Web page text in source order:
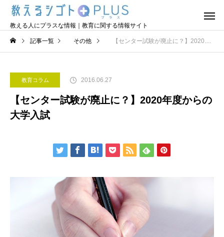
教える人にプラスな情報｜教育に関する情報サイト
記事一覧 その他 【センター試験が廃止に？】2020年度からの大学入試
教育コラム 2016.06.27
【センター試験が廃止に？】2020年度からの
大学入試